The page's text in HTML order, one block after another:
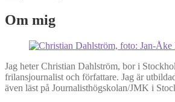
Om mig
Jag heter Christian Dahlström, bor i
frilansjournalist och författare. Jag är
även läst på Journalisthögskolan/JMK i